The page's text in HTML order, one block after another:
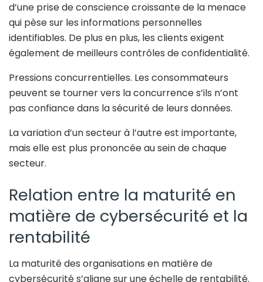
d’une prise de conscience croissante de la menace
qui pèse sur les informations personnelles
identifiables. De plus en plus, les clients exigent
également de meilleurs contrôles de confidentialité.
Pressions concurrentielles. Les consommateurs
peuvent se tourner vers la concurrence s’ils n’ont
pas confiance dans la sécurité de leurs données.
La variation d’un secteur à l’autre est importante,
mais elle est plus prononcée au sein de chaque
secteur.
Relation entre la maturité en
matière de cybersécurité et la
rentabilité
La maturité des organisations en matière de
cybersécurité s’aligne sur une échelle de rentabilité.